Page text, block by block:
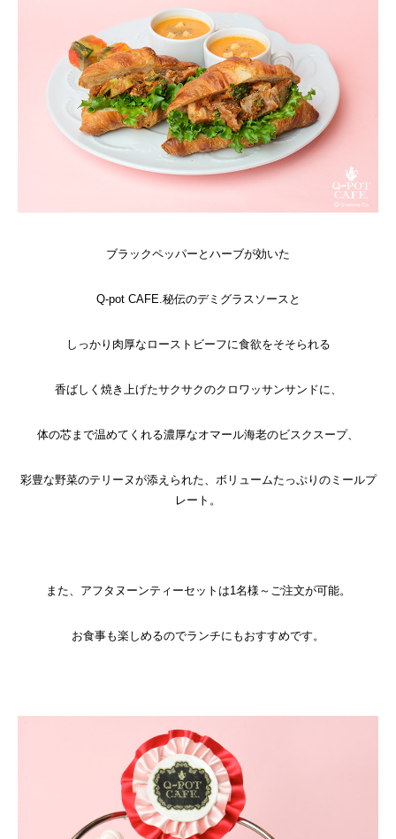
ブラックペッパーとハーブが効いた
Q-pot CAFE.秘伝のデミグラスソースと
しっかり肉厚なローストビーフに食欲をそそられる
香ばしく焼き上げたサクサクのクロワッサンサンドに、
体の芯まで温めてくれる濃厚なオマール海老のビスクスープ、
彩豊な野菜のテリーヌが添えられた、ボリュームたっぷりのミールプ
レート。
また、アフタヌーンティーセットは1名様～ご注文が可能。
お食事も楽しめるのでランチにもおすすめです。